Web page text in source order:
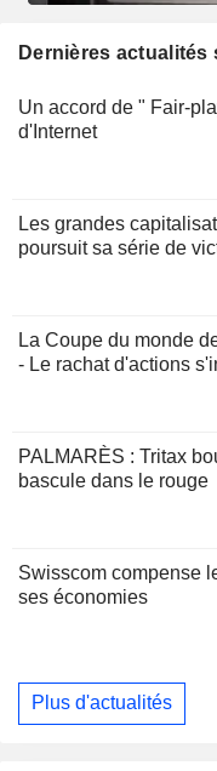
Dernières actualités
Un accord de " Fair-
d'Internet
Les grandes
poursuit sa série de
La Coupe du monde
- Le rachat d'actions
PALMARÈS : Tritax
bascule dans le rouge
Swisscom compense
ses économies
Plus d'actualités